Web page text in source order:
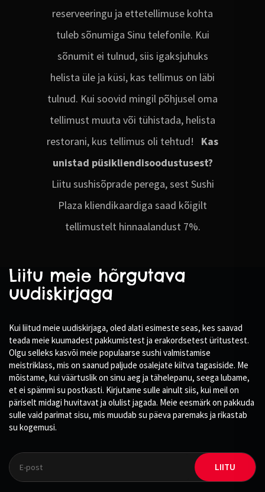
reserveeringu ja ettetellimuse kohta
tuleb sõnumiga Sinu telefonile. Kui
sõnumit ei tulnud, siis igaksjuhuks
helista üle ja küsi, kas tellimus on läbi
tulnud. Kui soovid mingil põhjusel oma
tellimust muuta või tühistada, helista
restorani, kus tellimus oli tehtud! Kas
unistad püsikliendisoodustusest?
Liitu sushisõprade perega, sest Sushi
Plaza kliendikaardiga saad kõigilt
tellimustelt hinnaalandust 7%.
Liitu meie hõrgutava
uudiskirjaga
Kui liitud meie uudiskirjaga, oled alati esimeste seas, kes saavad
teada meie kuumadest pakkumistest ja erakordsetest üritustest.
Olgu selleks kasvõi meie populaarse sushi valmistamise
meistriklass, mis on saanud paljude osalejate kiitva tagasiside. Me
mõistame, kui väärtuslik on sinu aeg ja tähelepanu, seega lubame,
et ei spämmi su postkasti. Kirjutame sulle ainult siis, kui meil on
päriselt midagi huvitavat ja olulist jagada. Meie eesmärk on pakkuda
sulle vaid parimat sisu, mis muudab su päeva paremaks ja rikastab
su kogemusi.
LIITU